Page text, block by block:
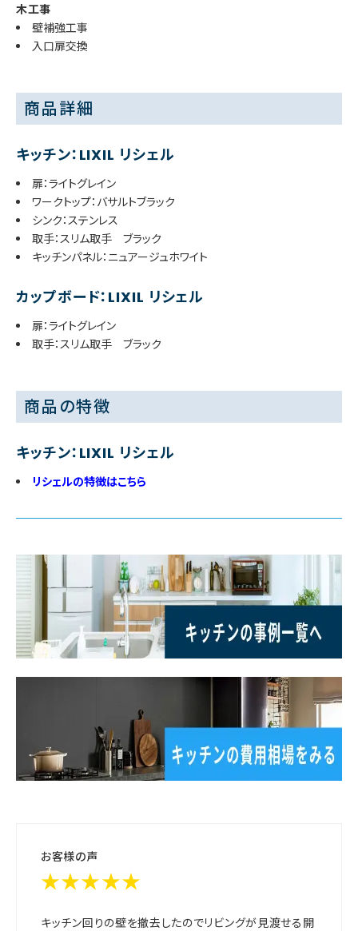
木工事
壁補強工事
入口扉交換
商品詳細
キッチン：LIXIL リシェル
扉：ライトグレイン
ワークトップ：バサルトブラック
シンク：ステンレス
取手：スリム取手 ブラック
キッチンパネル：ニュアージュホワイト
カップボード：LIXIL リシェル
扉：ライトグレイン
取手：スリム取手 ブラック
商品の特徴
キッチン：LIXIL リシェル
リシェルの特徴はこちら
お客様の声
★★★★★
キッチン回りの壁を撤去したのでリビングが見渡せる開